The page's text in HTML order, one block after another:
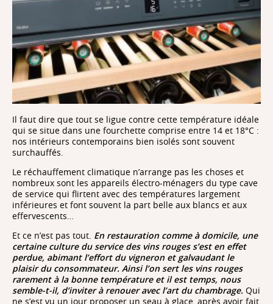
Il faut dire que tout se ligue contre cette température idéale
qui se situe dans une fourchette comprise entre 14 et 18°C :
nos intérieurs contemporains bien isolés sont souvent
surchauffés.
Le réchauffement climatique n’arrange pas les choses et
nombreux sont les appareils électro-ménagers du type cave
de service qui flirtent avec des températures largement
inférieures et font souvent la part belle aux blancs et aux
effervescents…
Et ce n’est pas tout. En restauration comme à domicile, une
certaine culture du service des vins rouges s’est en effet
perdue, abimant l’effort du vigneron et galvaudant le
plaisir du consommateur. Ainsi l’on sert les vins rouges
rarement à la bonne température et il est temps, nous
semble-t-il, d’inviter à renouer avec l’art du chambrage. Qui
ne s’est vu un jour proposer un seau à glace, après avoir fait